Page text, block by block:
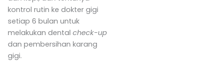
kontrol rutin ke dokter gigi
setiap 6 bulan untuk
melakukan dental check-up
dan pembersihan karang
gigi.